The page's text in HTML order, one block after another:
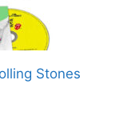
Stones